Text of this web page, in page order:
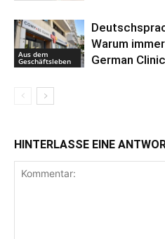
Aus dem
Geschäftsleben
Warum
German
HINTERLASSE EINE